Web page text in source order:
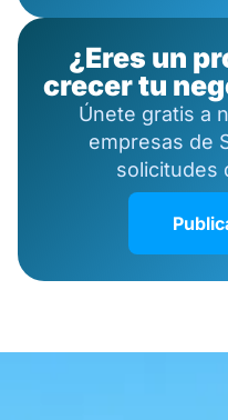
¿Eres un
crecer tu
Únete gratis a
empresas de
solicitudes